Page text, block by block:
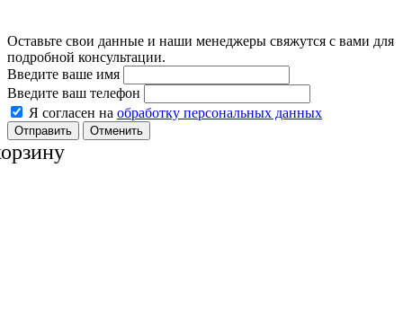
Оставьте свои данные и наши менеджеры свяжутся с вами для
подробной консультации.
Введите ваше имя
Введите ваш телефон
Я согласен на обработку персональных данных
Отменить